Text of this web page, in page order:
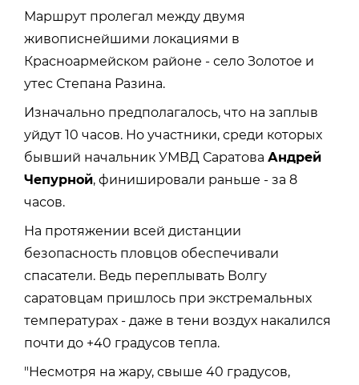
Маршрут пролегал между двумя
живописнейшими локациями в
Красноармейском районе - село Золотое и
утес Степана Разина.
Изначально предполагалось, что на заплыв
уйдут 10 часов. Но участники, среди которых
бывший начальник УМВД Саратова Андрей
Чепурной, финишировали раньше - за 8
часов.
На протяжении всей дистанции
безопасность пловцов обеспечивали
спасатели. Ведь переплывать Волгу
саратовцам пришлось при экстремальных
температурах - даже в тени воздух накалился
почти до +40 градусов тепла.
"Несмотря на жару, свыше 40 градусов,